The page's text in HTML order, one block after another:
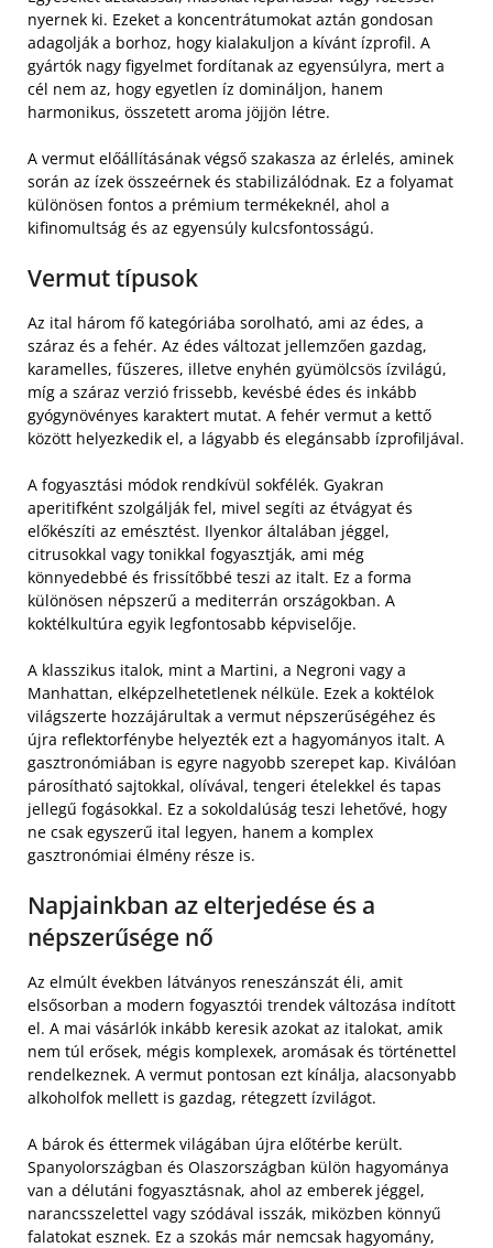
nyernek ki. Ezeket a koncentrátumokat aztán gondosan
adagolják a borhoz, hogy kialakuljon a kívánt ízprofil. A
gyártók nagy figyelmet fordítanak az egyensúlyra, mert a
cél nem az, hogy egyetlen íz domináljon, hanem
harmonikus, összetett aroma jöjjön létre.
A vermut előállításának végső szakasza az érlelés, aminek
során az ízek összeérnek és stabilizálódnak. Ez a folyamat
különösen fontos a prémium termékeknél, ahol a
kifinomultság és az egyensúly kulcsfontosságú.
Vermut típusok
Az ital három fő kategóriába sorolható, ami az édes, a
száraz és a fehér. Az édes változat jellemzően gazdag,
karamelles, fűszeres, illetve enyhén gyümölcsös ízvilágú,
míg a száraz verzió frissebb, kevésbé édes és inkább
gyógynövényes karaktert mutat. A fehér vermut a kettő
között helyezkedik el, a lágyabb és elegánsabb ízprofiljával.
A fogyasztási módok rendkívül sokfélék. Gyakran
aperitifként szolgálják fel, mivel segíti az étvágyat és
előkészíti az emésztést. Ilyenkor általában jéggel,
citrusokkal vagy tonikkal fogyasztják, ami még
könnyedebbé és frissítőbbé teszi az italt. Ez a forma
különösen népszerű a mediterrán országokban. A
koktélkultúra egyik legfontosabb képviselője.
A klasszikus italok, mint a Martini, a Negroni vagy a
Manhattan, elképzelhetetlenek nélküle. Ezek a koktélok
világszerte hozzájárultak a vermut népszerűségéhez és
újra reflektorfénybe helyezték ezt a hagyományos italt. A
gasztronómiában is egyre nagyobb szerepet kap. Kiválóan
párosítható sajtokkal, olívával, tengeri ételekkel és tapas
jellegű fogásokkal. Ez a sokoldalúság teszi lehetővé, hogy
ne csak egyszerű ital legyen, hanem a komplex
gasztronómiai élmény része is.
Napjainkban az elterjedése és a
népszerűsége nő
Az elmúlt években látványos reneszánszát éli, amit
elsősorban a modern fogyasztói trendek változása indított
el. A mai vásárlók inkább keresik azokat az italokat, amik
nem túl erősek, mégis komplexek, aromásak és történettel
rendelkeznek. A vermut pontosan ezt kínálja, alacsonyabb
alkoholfok mellett is gazdag, rétegzett ízvilágot.
A bárok és éttermek világában újra előtérbe került.
Spanyolországban és Olaszországban külön hagyománya
van a délutáni fogyasztásnak, ahol az emberek jéggel,
narancsszelettel vagy szódával isszák, miközben könnyű
falatokat esznek. Ez a szokás már nemcsak hagyomány,